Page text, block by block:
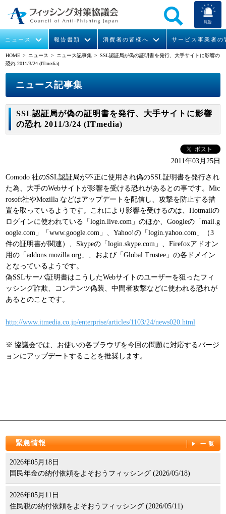
報告
ニュース
イベント
報告書類
月次報告書
消費者の皆様へ
フィッシングの報告
サービス事業者の
STOP. THINK. CONNECT.
運営委員紹介
メンバー
入会案内
パンフレット
HOME > ニュース > ニュース記事集 > SSL認証局が偽の証明書を発行、大手サイトに影響の
恐れ 2011/3/24 (ITmedia)
ニュース記事集
SSL認証局が偽の証明書を発行、大手サイトに影響
の恐れ 2011/3/24 (ITmedia)
2011年03月25日
Comodo 社のSSL認証局が不正に使用され偽のSSL証明書を発行され
た為、大手のWebサイトが影響を受ける恐れがあるとの事です。Mic
rosoft社やMozilla などはアップデートを配信し、攻撃を防止する措
置を取っているようです。これにより影響を受けるのは、Hotmailの
ログインに使われている「login.live.com」のほか、Googleの「mail.g
oogle.com」「www.google.com」、Yahoo!の「login.yahoo.com」（3
件の証明書が関連）、Skypeの「login.skype.com」、Firefoxアドオン
用の「addons.mozilla.org」、および「Global Trustee」の各ドメイン
となっているようです。
偽SSLサーバ証明書はこうしたWebサイトのユーザーを狙ったフィ
ッシング詐欺、コンテンツ偽装、中間者攻撃などに使われる恐れが
あるとのことです。
http://www.itmedia.co.jp/enterprise/articles/1103/24/news020.html
※ 協議会では、お使いの各ブラウザを今回の問題に対応するバージ
ョンにアップデートすることを推奨します。
緊急情報 一覧
2026年05月18日
国民年金の納付依頼をよそおうフィッシング (2026/05/18)
2026年05月11日
住民税の納付依頼をよそおうフィッシング (2026/05/11)